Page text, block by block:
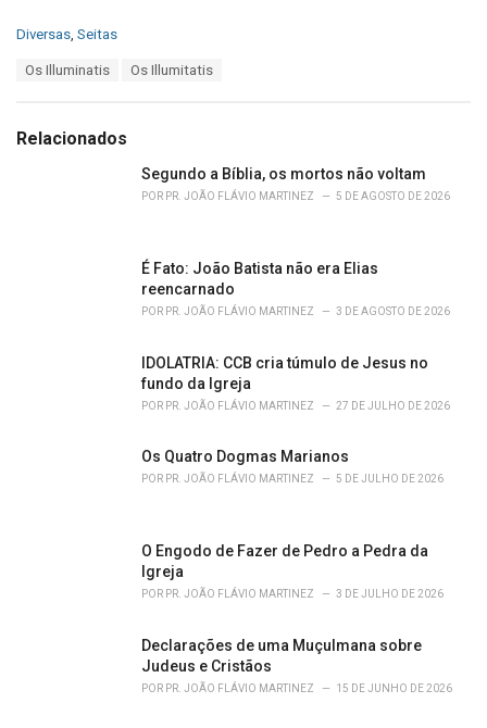
C
o
Diversas Seitas
:
Os Illuminatis Os Illumitatis
Relacionados
Segundo a Bíblia, os mortos não voltam
POR PR. JOÃO FLÁVIO MARTINEZ 5 DE AGOSTO DE 2026
É Fato: João Batista não era Elias
reencarnado
POR PR. JOÃO FLÁVIO MARTINEZ 3 DE AGOSTO DE 2026
IDOLATRIA: CCB cria túmulo de Jesus no
fundo da Igreja
POR PR. JOÃO FLÁVIO MARTINEZ 27 DE JULHO DE 2026
Os Quatro Dogmas Marianos
POR PR. JOÃO FLÁVIO MARTINEZ 5 DE JULHO DE 2026
O Engodo de Fazer de Pedro a Pedra da
Igreja
POR PR. JOÃO FLÁVIO MARTINEZ 3 DE JULHO DE 2026
Declarações de uma Muçulmana sobre
Judeus e Cristãos
POR PR. JOÃO FLÁVIO MARTINEZ 15 DE JUNHO DE 2026